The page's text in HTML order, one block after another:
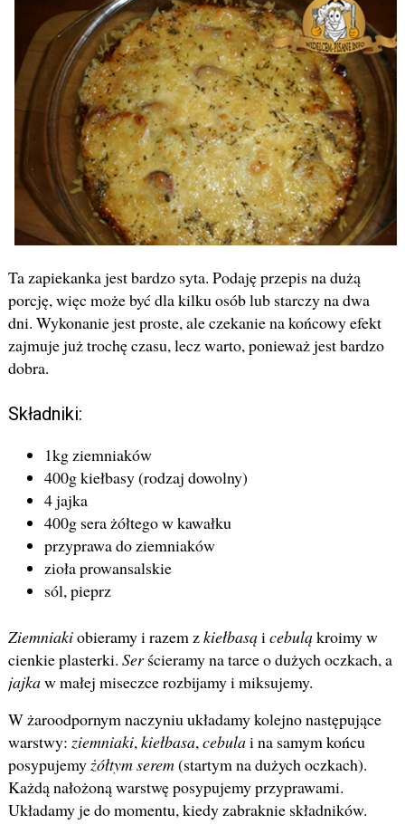
Ta zapiekanka jest bardzo syta. Podaję przepis na dużą
porcję, więc może być dla kilku osób lub starczy na dwa
dni. Wykonanie jest proste, ale czekanie na końcowy efekt
zajmuje już trochę czasu, lecz warto, ponieważ jest bardzo
dobra.
Składniki:
1kg ziemniaków
400g kiełbasy (rodzaj dowolny)
4 jajka
400g sera żółtego w kawałku
przyprawa do ziemniaków
zioła prowansalskie
sól, pieprz
Ziemniakiobieramy i razem zkiełbasąicebuląkroimy w
cienkie plasterki. Serścieramy na tarce o dużych oczkach, a
jajkaw małej miseczce rozbijamy i miksujemy.
W żaroodpornym naczyniu układamy kolejno następujące
warstwy: ziemniaki,kiełbasa,cebulai na samym końcu
posypujemyżółtym serem(startym na dużych oczkach).
Każdą nałożoną warstwę posypujemy przyprawami.
Układamy je do momentu, kiedy zabraknie składników.